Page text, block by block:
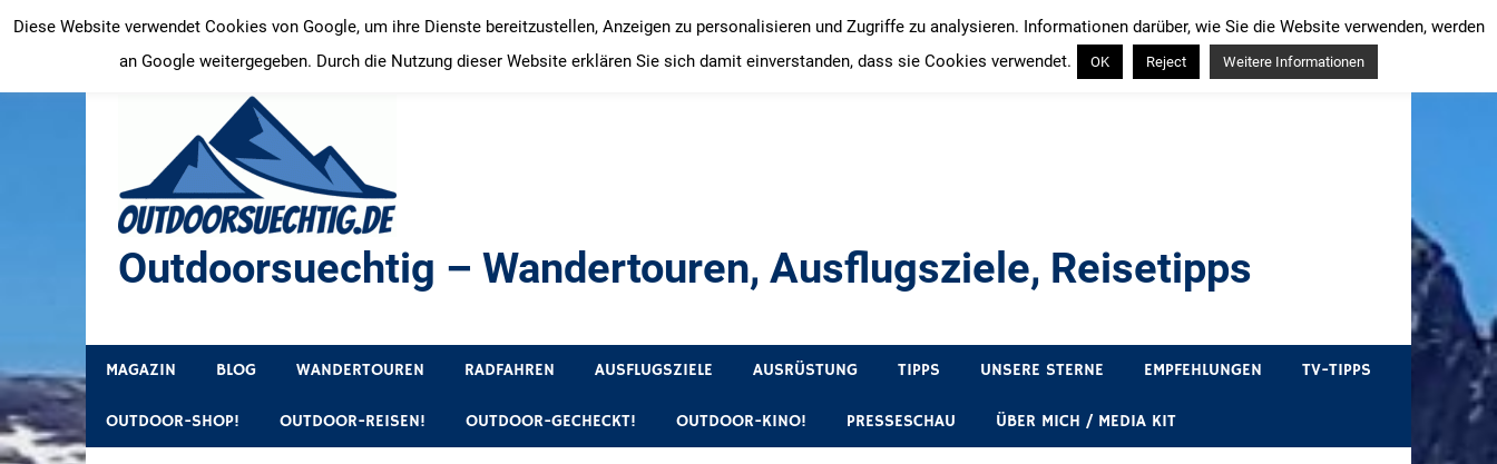
Inhalt
springen
Outdoorsuechtig – Wandertouren, Ausflugsziele, Reisetipps
MAGAZIN BLOG WANDERTOUREN RADFAHREN AUSFLUGSZIELE AUSRÜSTUNG TIPPS UNSERE STERNE EMPFEHLUNGEN TV-TIPPS
OUTDOOR-SHOP! OUTDOOR-REISEN! OUTDOOR-GECHECKT! OUTDOOR-KINO! PRESSESCHAU ÜBER MICH / MEDIA KIT
Diese Website verwendet Cookies von Google, um ihre Dienste bereitzustellen, Anzeigen zu personalisieren und Zugriffe zu analysieren. Informationen darüber, wie Sie die Website verwenden, werden
an Google weitergegeben. Durch die Nutzung dieser Website erklären Sie sich damit einverstanden, dass sie Cookies verwendet.
OK Reject Weitere Informationen